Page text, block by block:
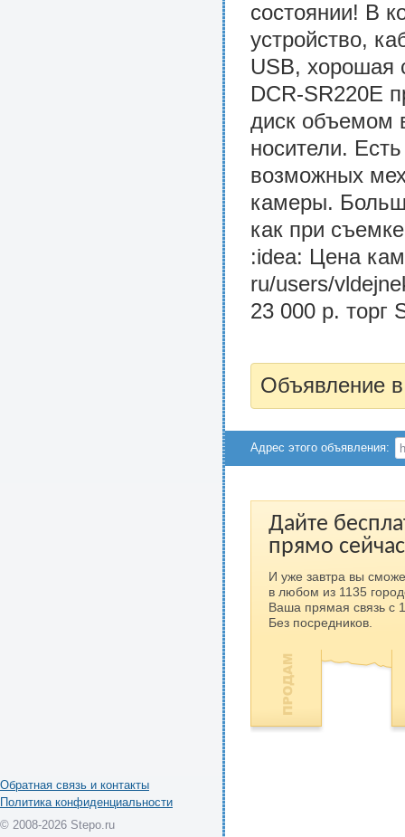
состоянии! В
устройство,
USB, хорошая
DCR-SR220E
диск объемом
носители.
возможных
камеры.
как при
:idea: Цена
ru/users/
23 000 р. торг
Объявление
Адрес этого объявления:
Дайте
прямо
И уже завтра вы
в любом из 1135
Ваша прямая связь с
Без посредников.
Обратная связь и контакты
Политика конфиденциальности
© 2008-2026 Stepo.ru